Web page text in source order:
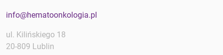
info@hematoonkologia.pl
ul. Kilińskiego 18
20-809 Lublin